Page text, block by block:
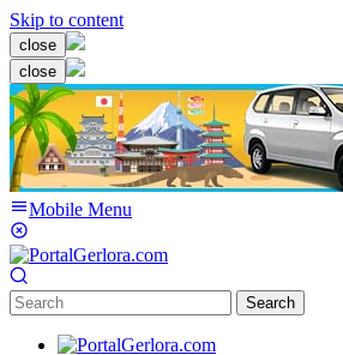
Skip to content
close
close
Mobile Menu
Search